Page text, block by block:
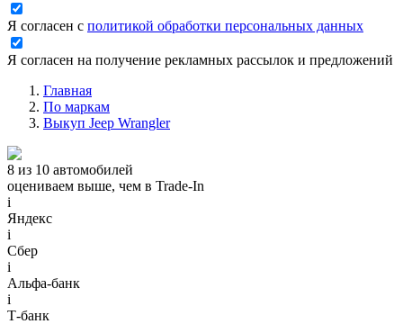
Я согласен с политикой обработки персональных данных
Я согласен на получение рекламных рассылок и предложений
Главная
По маркам
Выкуп Jeep Wrangler
8 из 10 автомобилей
оцениваем выше, чем в Trade‑In
i
Яндекс
i
Сбер
i
Альфа-банк
i
Т-банк